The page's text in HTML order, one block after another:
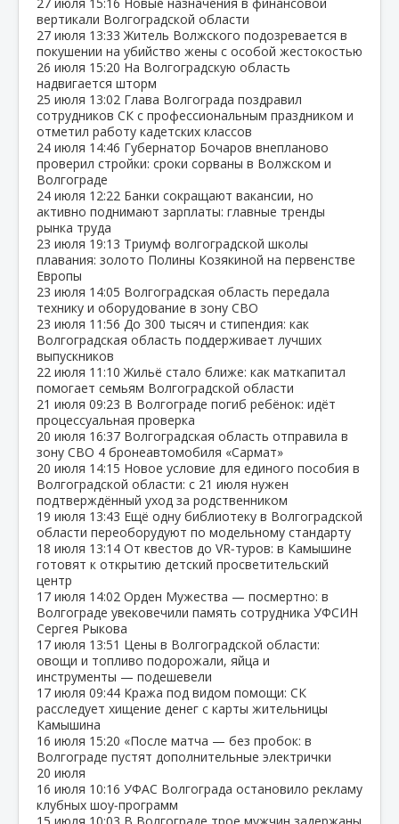
вертикали Волгоградской области
27 июля 13:33 Житель Волжского подозревается в
покушении на убийство жены с особой жестокостью
26 июля 15:20 На Волгоградскую область
надвигается шторм
25 июля 13:02 Глава Волгограда поздравил
сотрудников СК с профессиональным праздником и
отметил работу кадетских классов
24 июля 14:46 Губернатор Бочаров внепланово
проверил стройки: сроки сорваны в Волжском и
Волгограде
24 июля 12:22 Банки сокращают вакансии, но
активно поднимают зарплаты: главные тренды
рынка труда
23 июля 19:13 Триумф волгоградской школы
плавания: золото Полины Козякиной на первенстве
Европы
23 июля 14:05 Волгоградская область передала
технику и оборудование в зону СВО
23 июля 11:56 До 300 тысяч и стипендия: как
Волгоградская область поддерживает лучших
выпускников
22 июля 11:10 Жильё стало ближе: как маткапитал
помогает семьям Волгоградской области
21 июля 09:23 В Волгограде погиб ребёнок: идёт
процессуальная проверка
20 июля 16:37 Волгоградская область отправила в
зону СВО 4 бронеавтомобиля «Сармат»
20 июля 14:15 Новое условие для единого пособия в
Волгоградской области: с 21 июля нужен
подтверждённый уход за родственником
19 июля 13:43 Ещё одну библиотеку в Волгоградской
области переоборудуют по модельному стандарту
18 июля 13:14 От квестов до VR‑туров: в Камышине
готовят к открытию детский просветительский
центр
17 июля 14:02 Орден Мужества — посмертно: в
Волгограде увековечили память сотрудника УФСИН
Сергея Рыкова
17 июля 13:51 Цены в Волгоградской области:
овощи и топливо подорожали, яйца и
инструменты — подешевели
17 июля 09:44 Кража под видом помощи: СК
расследует хищение денег с карты жительницы
Камышина
16 июля 15:20 «После матча — без пробок: в
Волгограде пустят дополнительные электрички
20 июля
16 июля 10:16 УФАС Волгограда остановило рекламу
клубных шоу‑программ